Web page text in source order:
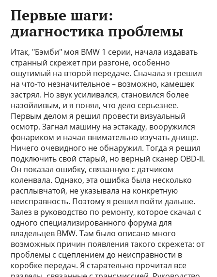
Первые шаги:
диагностика проблемы
Итак, "Бэмби" моя BMW 1 серии, начала издавать
странный скрежет при разгоне, особенно
ощутимый на второй передаче. Сначала я грешил
на что-то незначительное – возможно, камешек
застрял. Но звук усиливался, становился более
назойливым, и я понял, что дело серьезнее.
Первым делом я решил провести визуальный
осмотр. Загнал машину на эстакаду, вооружился
фонариком и начал внимательно изучать днище.
Ничего очевидного не обнаружил. Тогда я решил
подключить свой старый, но верный сканер OBD-II.
Он показал ошибку, связанную с датчиком
коленвала. Однако, эта ошибка была несколько
расплывчатой, не указывала на конкретную
неисправность. Поэтому я решил пойти дальше.
Залез в руководство по ремонту, которое скачал с
одного специализированного форума для
владельцев BMW. Там было описано много
возможных причин появления такого скрежета: от
проблемы с сцеплением до неисправности в
коробке передач. Я старательно прочитал все